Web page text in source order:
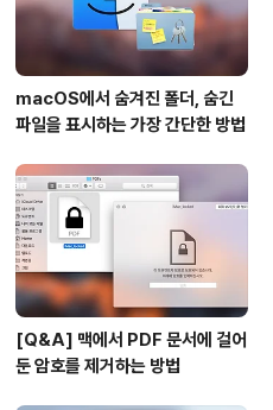
macOS에서 숨겨진 폴더, 숨긴
파일을 표시하는 가장 간단한 방법
[Q&A] 맥에서 PDF 문서에 걸어
둔 암호를 제거하는 방법